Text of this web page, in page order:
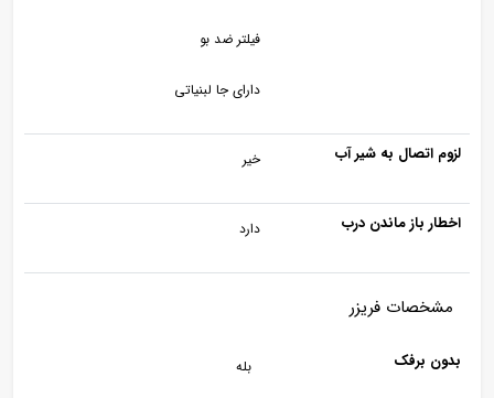
فيلتر ضد بو
دارای جا لبنیاتی
لزوم اتصال به شیر آب خیر
اخطار باز ماندن درب دارد
مشخصات فریزر
بدون برفک بله